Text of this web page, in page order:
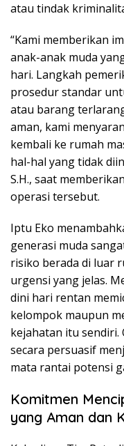
atau tindak
“Kami memberikan
anak-anak muda
hari. Langkah
prosedur standar
atau barang
aman, kami
kembali ke rumah
hal-hal yang tidak
S.H., saat
operasi tersebut.
Iptu Eko
generasi muda
risiko berada di luar
urgensi yang jelas.
dini hari rentan
kelompok maupun
kejahatan itu
secara persuasif
mata rantai potensi
Komitmen
yang Aman dan